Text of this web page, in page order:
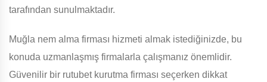
tarafından sunulmaktadır.
Muğla nem alma firması hizmeti almak istediğinizde, bu
konuda uzmanlaşmış firmalarla çalışmanız önemlidir.
Güvenilir bir rutubet kurutma firması seçerken dikkat